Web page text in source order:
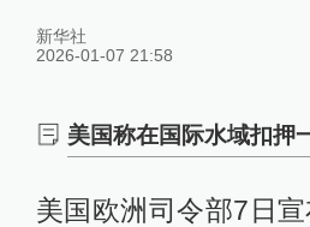
新华社
2026-01-07 21:58
美国称在国际水域扣押
美国欧洲司令部7日